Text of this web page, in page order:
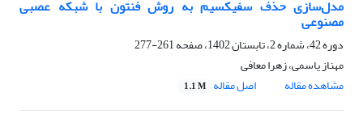
مدل‌سازی حذف سفیکسیم به روش فنتون با شبکه عصبی
مصنوعی
دوره 42، شماره 2، تابستان 1402، صفحه
261-277
مهناز یاسمی، زهرا معافی
مشاهده مقاله
اصل مقاله 1.1 M